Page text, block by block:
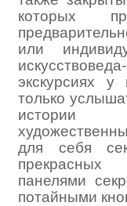
которых
или
экскурсиях
только
истории
для себя
панелями
потайными